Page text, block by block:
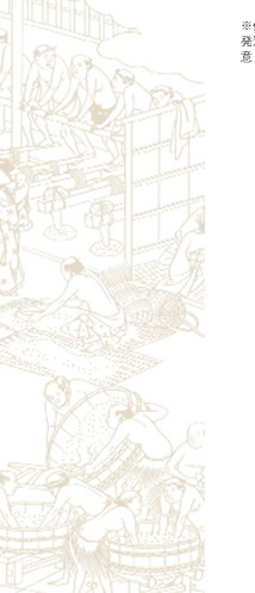
※
発
意